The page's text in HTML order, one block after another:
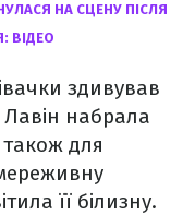
НА СЦЕНУ ПІСЛЯ
ВІДЕО
здивував
набрала
також для
її білизну.